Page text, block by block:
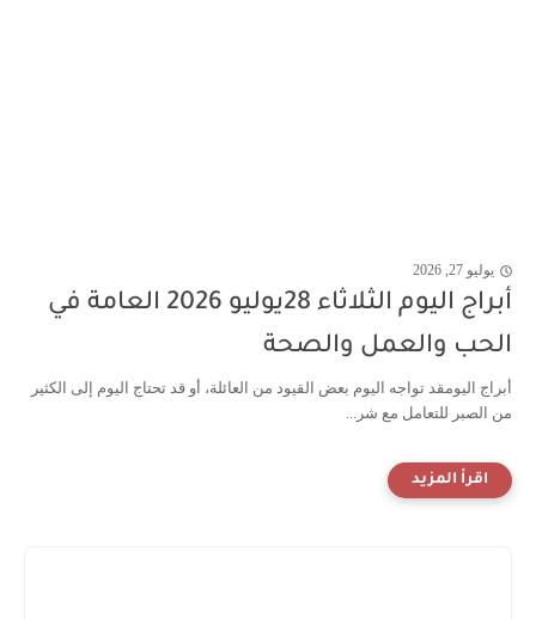
يوليو 27, 2026
أبراج اليوم الثلاثاء 28يوليو 2026 العامة في
الحب والعمل والصحة
أبراج اليومقد تواجه اليوم بعض القيود من العائلة، أو قد تحتاج اليوم إلى الكثير
من الصبر للتعامل مع شر...